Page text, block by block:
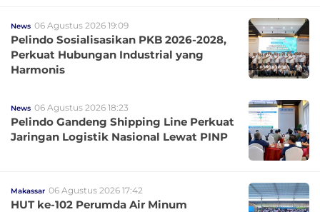
News 06 Agustus 2026 19:09
Pelindo Sosialisasikan PKB 2026-2028,
Perkuat Hubungan Industrial yang
Harmonis
News 06 Agustus 2026 18:23
Pelindo Gandeng Shipping Line Perkuat
Jaringan Logistik Nasional Lewat PINP
Makassar 06 Agustus 2026 17:42
HUT ke-102 Perumda Air Minum